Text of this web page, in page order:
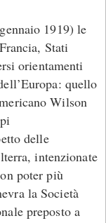
1919) le
Stati
orientamenti
quello
Wilson
delle
intenzionate
poter più
la Società
preposto a